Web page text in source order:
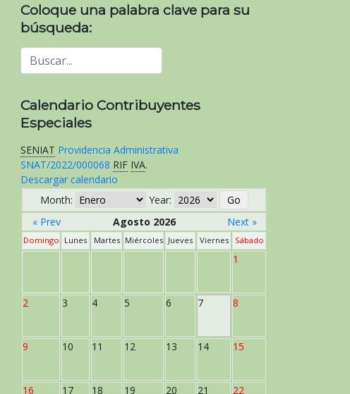
Coloque una palabra clave para su
búsqueda:
Calendario Contribuyentes
Especiales
SENIAT Providencia Administrativa
SNAT/2022/000068 RIF IVA.
Descargar calendario
Month:
Year:
« Prev
Agosto 2026 Next »
Domingo Lunes Martes Miércoles Jueves Viernes Sábado
1
2 3 4 5 6 7 8
9 10 11 12 13 14 15
16 17 18 19 20 21 22